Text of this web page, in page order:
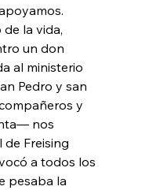
la vida,
un don
al ministerio
Pedro y san
y
nos
Freising
a todos los
pesaba la